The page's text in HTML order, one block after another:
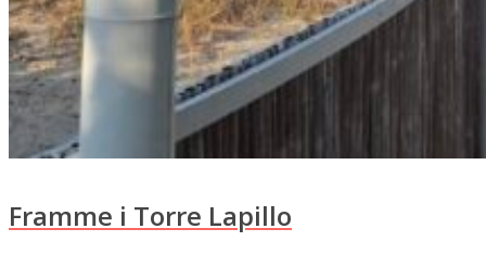
Framme i Torre Lapillo